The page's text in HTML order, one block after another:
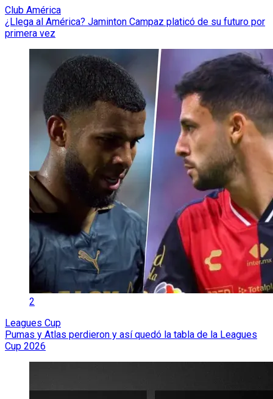
Club América
¿Llega al América? Jaminton Campaz platicó de su futuro por
primera vez
2
Leagues Cup
Pumas y Atlas perdieron y así quedó la tabla de la Leagues
Cup 2026